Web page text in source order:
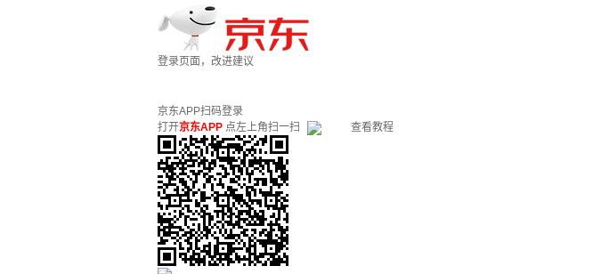
登录页面，改进建议
京东APP扫码登录
打开京东APP 点左上角扫一扫 查看教程